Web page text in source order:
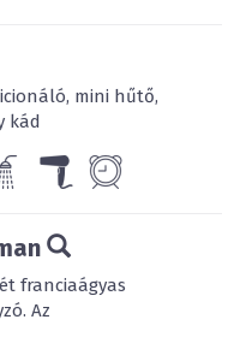
mini hűtő,
kád
franciaágyas
Az